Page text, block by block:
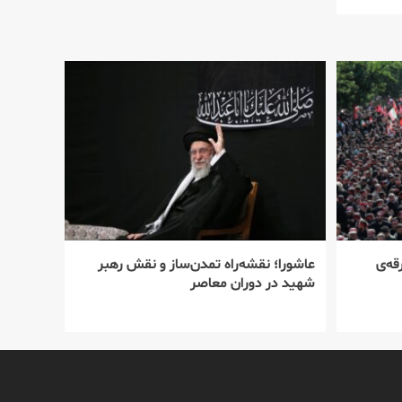
عاشورا؛ نقشه‌راه تمدن‌ساز و نقش رهبر
شهید در دوران معاصر